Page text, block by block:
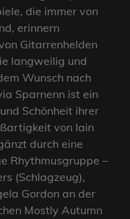
die immer von
erinnern
Gitarrenhelden
langweilig und
Wunsch nach
Sparnenn ist ein
Schönheit ihrer
von Iain
durch eine
Rhythmusgruppe –
(Schlagzeug),
Gordon an der
Mostly Autumn